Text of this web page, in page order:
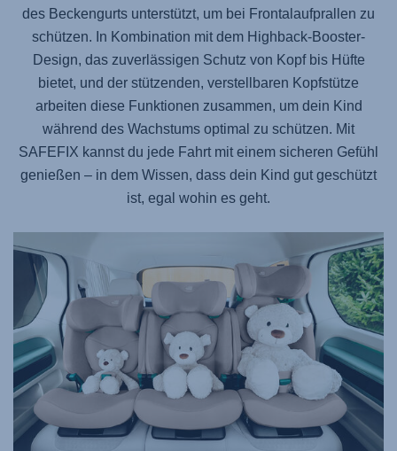
des Beckengurts unterstützt, um bei Frontalaufprallen zu
schützen. In Kombination mit dem Highback-Booster-
Design, das zuverlässigen Schutz von Kopf bis Hüfte
bietet, und der stützenden, verstellbaren Kopfstütze
arbeiten diese Funktionen zusammen, um dein Kind
während des Wachstums optimal zu schützen. Mit
SAFEFIX kannst du jede Fahrt mit einem sicheren Gefühl
genießen – in dem Wissen, dass dein Kind gut geschützt
ist, egal wohin es geht.